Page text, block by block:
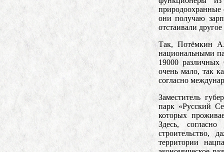
природоохранные
они получаю
отстаивали
Так, Потёмкин
национальными
19000
очень мало, так
согласно
Заместитель
парк «Русский
которых
Здесь,
строительство,
территории